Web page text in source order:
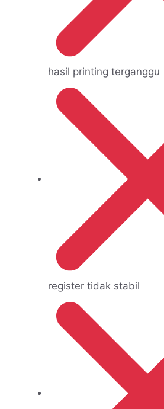
hasil printing terganggu
register tidak stabil